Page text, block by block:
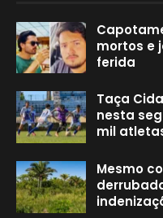
mortos e
ferida
Taça
nesta
mil
Mesmo